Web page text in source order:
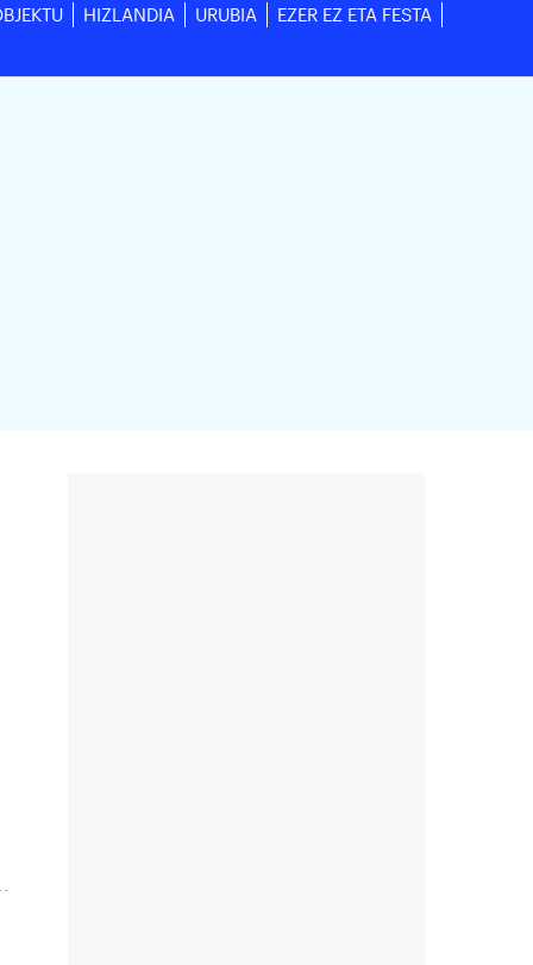
HIZLANDIA URUBIA EZER EZ ETA FESTA